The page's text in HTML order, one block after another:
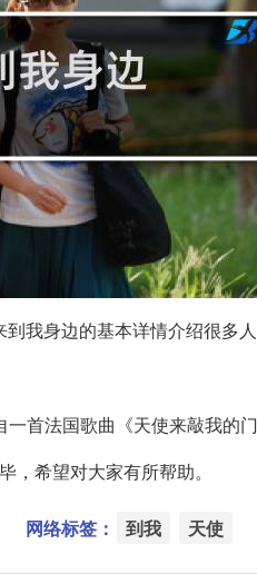
我身边的基本详情介绍很多
首法国歌曲《天使来敲我的
希望对大家有所帮助。
网络标签： 到我 天使